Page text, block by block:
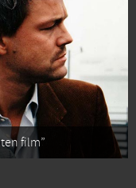
film”